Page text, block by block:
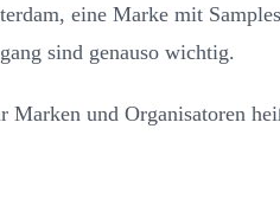
eine Marke mit
sind genauso wichtig.
Marken und Organisatoren